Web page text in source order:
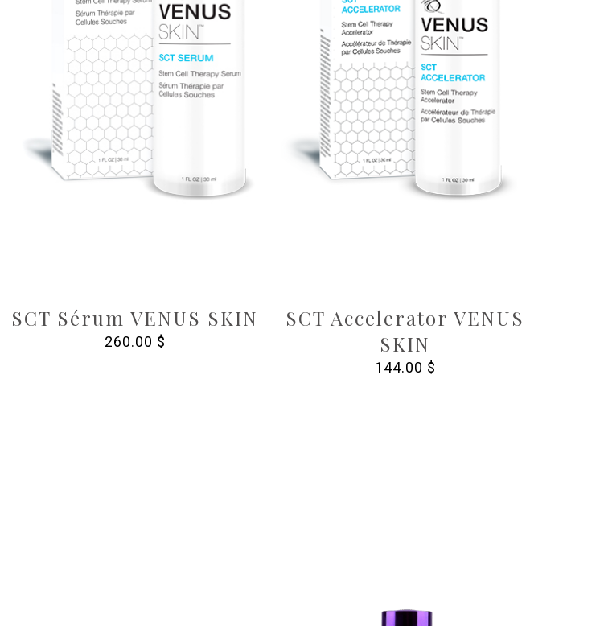
SCT Sérum VENUS SKIN
260.00 $
SCT Accelerator VENUS
SKIN
144.00 $